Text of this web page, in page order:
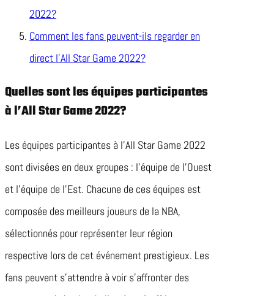
2022?
Comment les fans peuvent-ils regarder en
direct l’All Star Game 2022?
Quelles sont les équipes participantes
à l’All Star Game 2022?
Les équipes participantes à l’All Star Game 2022
sont divisées en deux groupes : l’équipe de l’Ouest
et l’équipe de l’Est. Chacune de ces équipes est
composée des meilleurs joueurs de la NBA,
sélectionnés pour représenter leur région
respective lors de cet événement prestigieux. Les
fans peuvent s’attendre à voir s’affronter des